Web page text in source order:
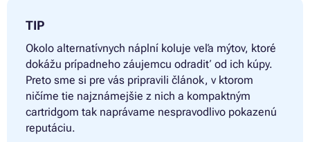
TIP
Okolo alternatívnych náplní koluje veľa mýtov, ktoré
dokážu prípadneho záujemcu odradiť od ich kúpy.
Preto sme si pre vás pripravili článok, v ktorom
ničíme tie najznámejšie z nich a kompaktným
cartridgom tak naprávame nespravodlivo pokazenú
reputáciu.